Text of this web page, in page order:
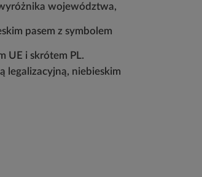
województwa,
pasem z symbolem
UE i skrótem PL.
legalizacyjną, niebieskim